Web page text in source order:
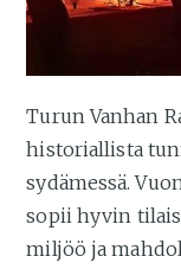
Turun Vanhan
historiallista
sydämessä.
sopii hyvin
miljöö ja